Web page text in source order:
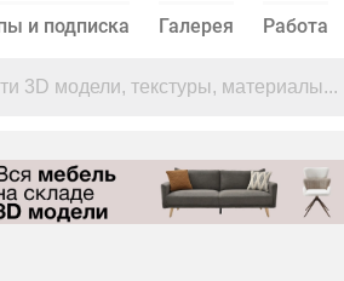
и подписка Галерея Работа